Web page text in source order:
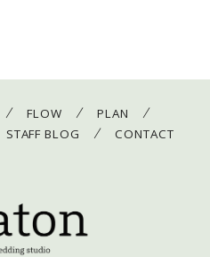
/FLOW /PLAN /
STAFF BLOG /CONTACT